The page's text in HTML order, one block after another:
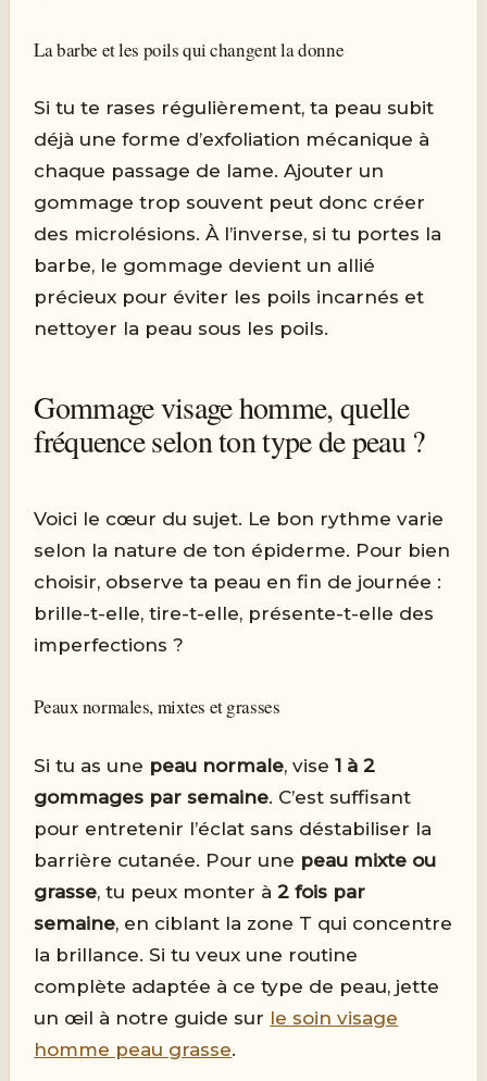
La barbe et les poils qui changent la donne
Si tu te rases régulièrement, ta peau subit
déjà une forme d’exfoliation mécanique à
chaque passage de lame. Ajouter un
gommage trop souvent peut donc créer
des microlésions. À l’inverse, si tu portes la
barbe, le gommage devient un allié
précieux pour éviter les poils incarnés et
nettoyer la peau sous les poils.
Gommage visage homme, quelle
fréquence selon ton type de peau ?
Voici le cœur du sujet. Le bon rythme varie
selon la nature de ton épiderme. Pour bien
choisir, observe ta peau en fin de journée :
brille-t-elle, tire-t-elle, présente-t-elle des
imperfections ?
Peaux normales, mixtes et grasses
Si tu as une peau normale, vise1 à 2
gommages par semaine. C’est suffisant
pour entretenir l’éclat sans déstabiliser la
barrière cutanée. Pour une peau mixte ou
grasse, tu peux monter à2 fois par
semaine, en ciblant la zone T qui concentre
la brillance. Si tu veux une routine
complète adaptée à ce type de peau, jette
un œil à notre guide sur le soin visage
homme peau grasse.